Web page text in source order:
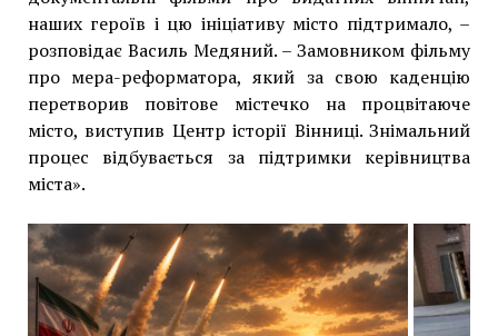
наших героїв і цю ініціативу місто підтримало, –
розповідає Василь Медяний. – Замовником фільму
про мера-реформатора, який за свою каденцію
перетворив повітове містечко на процвітаюче
місто, виступив Центр історії Вінниці. Знімальний
процес відбувається за підтримки керівництва
міста».